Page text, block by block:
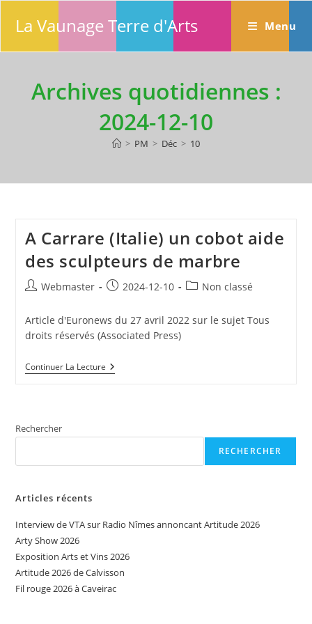
La Vaunage Terre d'Arts Menu
Archives quotidiennes :
2024-12-10
> PM > Déc > 10
A Carrare (Italie) un cobot aide
des sculpteurs de marbre
Auteur/autrice
la
publication :
Webmaster
Publication
2024-12-10
PostNon classé
Article d'Euronews du 27 avril 2022 sur le sujet Tous
droits réservés (Associated Press)
Continuer La LectureA
Carrare
Des
Marbre
Rechercher
RECHERCHER
Articles récents
Interview de VTA sur Radio Nîmes annoncant Artitude 2026
Arty Show 2026
Exposition Arts et Vins 2026
Artitude 2026 de Calvisson
Fil rouge 2026 à Caveirac